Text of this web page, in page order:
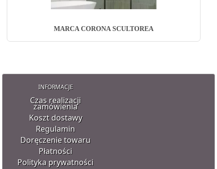
MARCA CORONA SCULTOREA
INFORMACJE
Czas realizacji
zamówienia
Koszt dostawy
Regulamin
Doręczenie towaru
Płatności
Polityka prywatności